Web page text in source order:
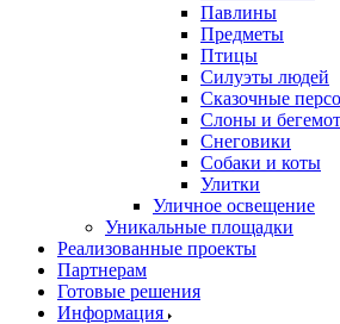
Павлины
Предметы
Птицы
Силуэты людей
Сказочные
Слоны и
Снеговики
Собаки и коты
Улитки
Уличное освещение
Уникальные площадки
Реализованные проекты
Партнерам
Готовые решения
Информация